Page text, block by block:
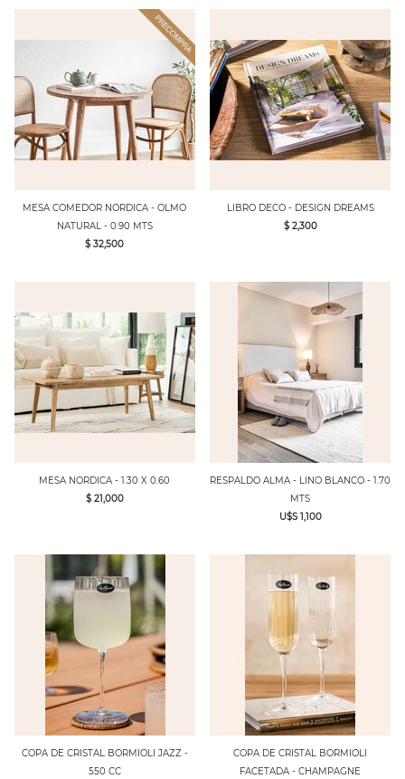
MESA COMEDOR NORDICA - OLMO
NATURAL - 0.90 MTS
$ 32,500
LIBRO DECO - DESIGN DREAMS
$ 2,300
MESA NORDICA - 1.30 X 0.60
$ 21,000
RESPALDO ALMA - LINO BLANCO - 1.70
MTS
U$S 1,100
COPA DE CRISTAL BORMIOLI JAZZ -
550 CC
COPA DE CRISTAL BORMIOLI
FACETADA - CHAMPAGNE